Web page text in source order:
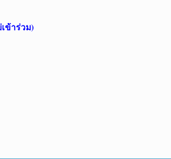
ข้าร่วม)